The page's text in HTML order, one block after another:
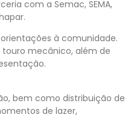
com a Semac, SEMA,
à comunidade.
mecânico, além de
bem como distribuição de
de lazer,